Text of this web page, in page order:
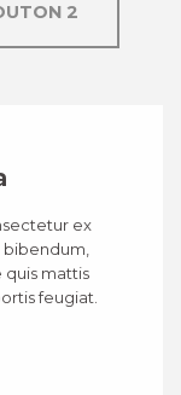
2
ex
mattis
feugiat.